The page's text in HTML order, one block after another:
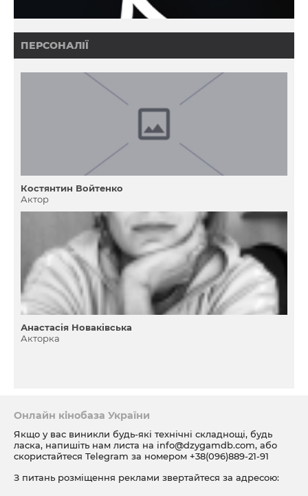
ПЕРСОНАЛІЇ
Костянтин Войтенко
Актор
Анастасія Новаківська
Акторка
Онлайн кінобаза України
Якщо у вас виникли будь-які технічні складнощі, будь
ласка, напишіть нам листа на info@dzygamdb.com, або
скористайтеся Telegram за номером +38(096)889-21-91
З питань розміщення реклами звертайтеся за адресою: